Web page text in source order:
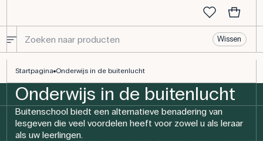
Wissen
Startpagina Onderwijs in de buitenlucht
Onderwijs in de buitenlucht
Buitenschool biedt een alternatieve benadering van
lesgeven die veel voordelen heeft voor zowel u als leraar
als uw leerlingen.